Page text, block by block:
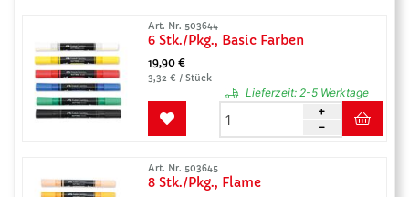
Art. Nr. 503644
6 Stk./Pkg., Basic Farben
19,90 €
3,32 € / Stück
Lieferzeit:2-5 Werktage
Art. Nr. 503645
8 Stk./Pkg., Flame